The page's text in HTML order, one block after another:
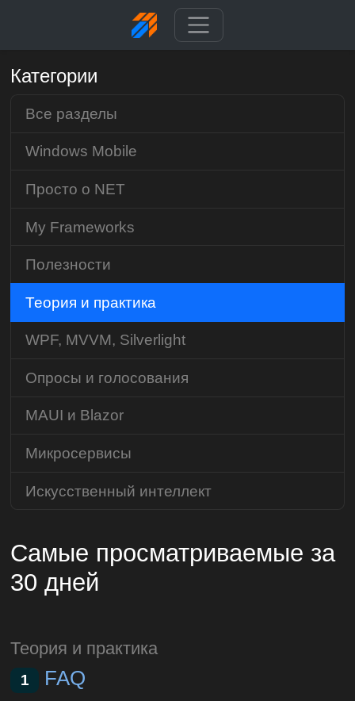
Самые просматриваемые за
30 дней
Теория и практика
1 FAQ
Категории
Все разделы
Windows Mobile
Просто о NET
My Frameworks
Полезности
Теория и практика
WPF, MVVM, Silverlight
Опросы и голосования
MAUI и Blazor
Микросервисы
Искусственный интеллект